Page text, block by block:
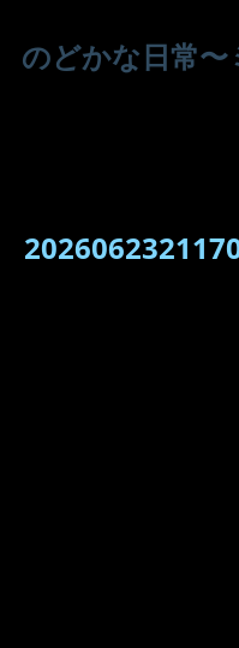
のどかな日常